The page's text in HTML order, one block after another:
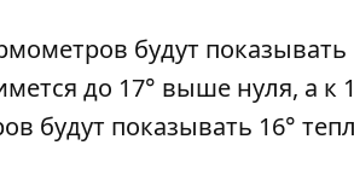
будут показывать
до 17° выше нуля, а
будут показывать 16°